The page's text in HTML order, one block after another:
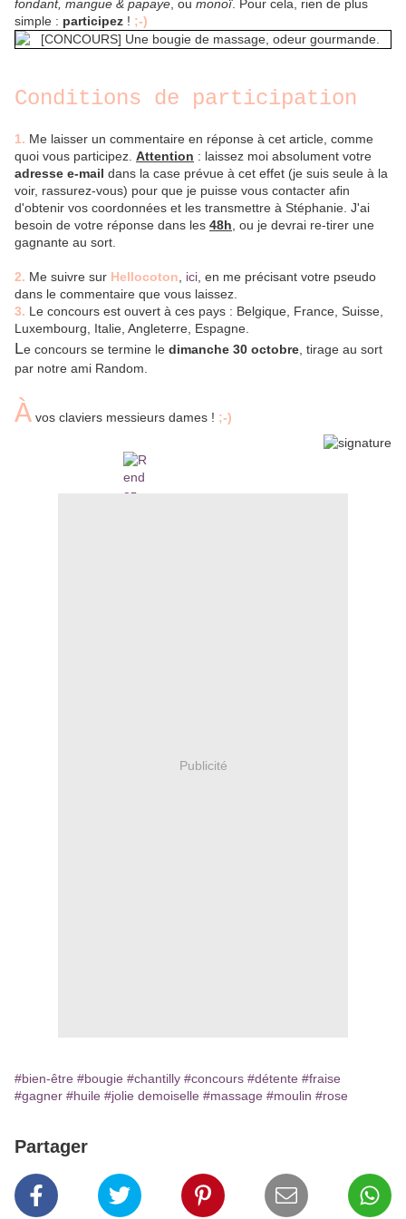
fondant, mangue & papaye , ou monoï. Pour cela, rien de plus
simple : participez ! ;-)
Conditions de participation
1. Me laisser un commentaire en réponse à cet article, comme
quoi vous participez. Attention : laissez moi absolument votre
adresse e-mail dans la case prévue à cet effet (je suis seule à la
voir, rassurez-vous) pour que je puisse vous contacter afin
d'obtenir vos coordonnées et les transmettre à Stéphanie. J'ai
besoin de votre réponse dans les 48h , ou je devrai re-tirer une
gagnante au sort.
2. Me suivre sur Hellocoton ici , en me précisant votre pseudo
dans le commentaire que vous laissez.
3. Le concours est ouvert à ces pays : Belgique, France, Suisse,
Luxembourg, Italie, Angleterre, Espagne.
Le concours se termine le dimanche 30 octobre , tirage au sort
par notre ami Random.
À vos claviers messieurs dames ! ;-)
Publicité
#bien-être #bougie #chantilly #concours #détente #fraise
#gagner #huile #jolie demoiselle #massage #moulin #rose
Partager